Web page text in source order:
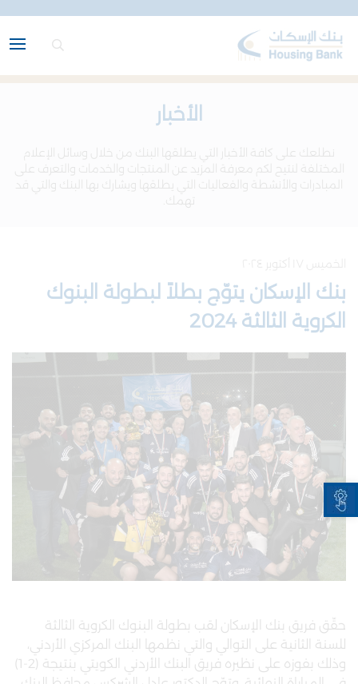
Open toolbar
الأخبار
نطلعك على كافة الأخبار التي يطلقها البنك من خلال وسائل الإعلام
المختلفة لنتيح لكم معرفة المزيد عن المنتجات والخدمات والتعرف على
المبادرات والأنشطة والفعاليات التي يطلقها ويشارك بها البنك والتي قد
تهمك.
بنك الإسكان يتوّج بطلاً لبطولة البنوك
الكروية الثالثة 2024
حقّق فريق بنك الإسكان لقب بطولة البنوك الكروية الثالثة
للسنة الثانية على التوالي والتي نظمها البنك المركزي الأردني،
وذلك بفوزه على نظيره فريق البنك الأردني الكويتي بنتيجة (2-1)